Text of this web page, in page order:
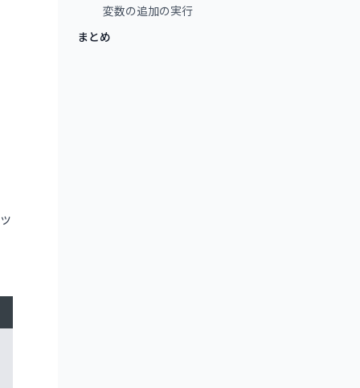
変数の追加の実行
まとめ